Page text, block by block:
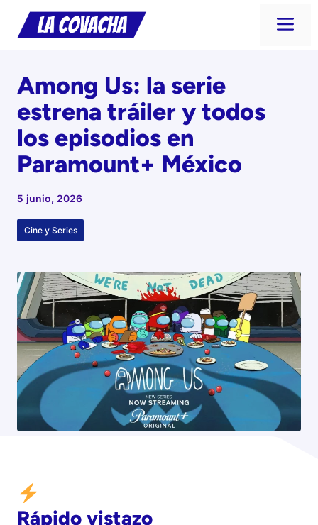
Saltar
Among Us: la serie
estrena tráiler y todos
los episodios en
Paramount+ México
5 junio, 2026
Cine y Series
Rápido vistazo